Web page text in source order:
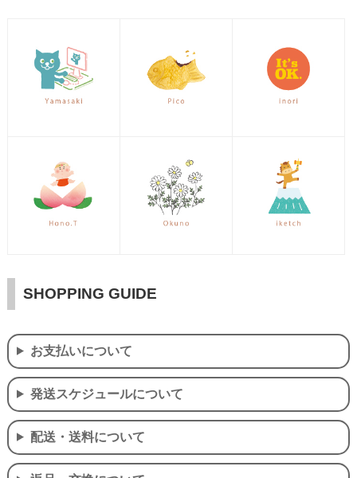
SHOPPING GUIDE
お支払いについて
発送スケジュールについて
配送・送料について